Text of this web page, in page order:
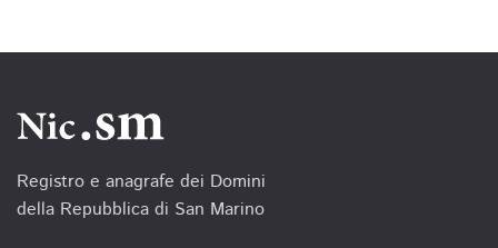
Registro e anagrafe dei Domini
della Repubblica di San Marino